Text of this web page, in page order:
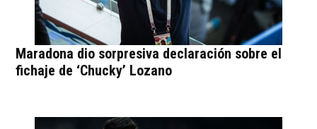
Maradona dio sorpresiva declaración sobre el
fichaje de ‘Chucky’ Lozano